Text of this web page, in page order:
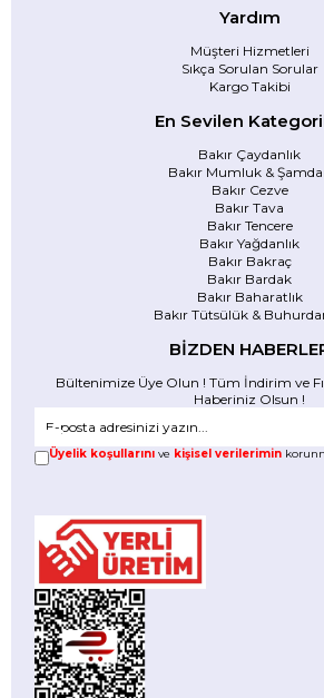
Yardım
Müşteri Hizmetleri
Sıkça Sorulan Sorular
Kargo Takibi
En Sevilen
Bakır Çaydanlık
Bakır Mumluk &
Bakır Cezve
Bakır Tava
Bakır Tencere
Bakır Yağdanlık
Bakır Bakraç
Bakır Bardak
Bakır Baharatlık
Bakır Tütsülük &
BİZDEN
Bültenimize Üye Olun ! Tüm İndirim ve
Haberiniz Olsun !
Üyelik koşullarını ve kişisel verilerimin